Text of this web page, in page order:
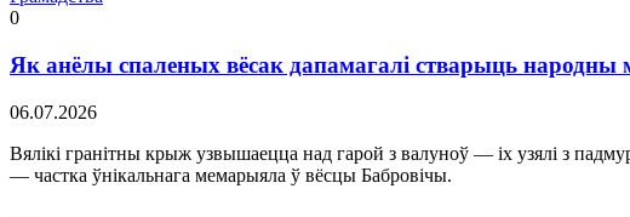
0
Як анёлы спаленых вёсак дапамагалі стварыць
06.07.2026
Вялікі гранітны крыж узвышаецца над гарой з валуноў — іх узялі з
— частка ўнікальнага мемарыяла ў вёсцы Бабровічы.